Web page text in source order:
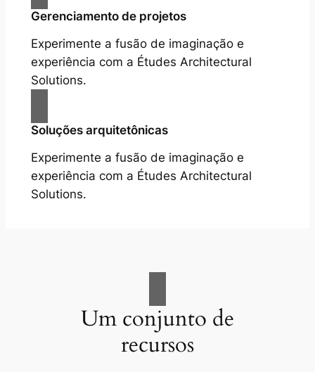
Gerenciamento de projetos
Experimente a fusão de imaginação e
experiência com a Études Architectural
Solutions.
Soluções arquitetônicas
Experimente a fusão de imaginação e
experiência com a Études Architectural
Solutions.
Um conjunto de
recursos